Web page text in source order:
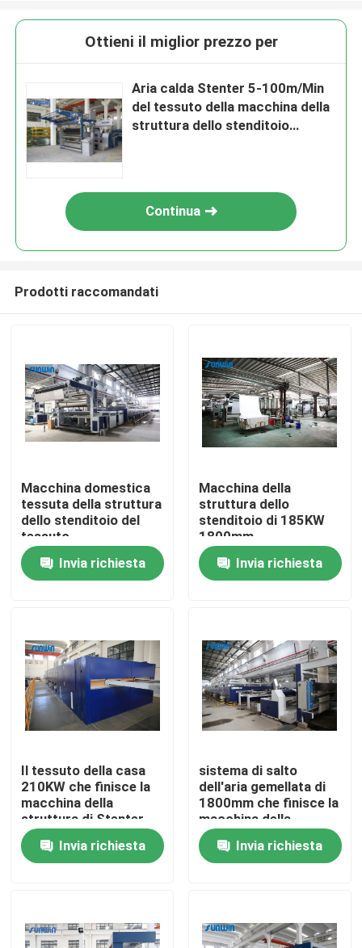
Casa
Chi siamo
Contatti
macchina dello stenter del tessuto
Macchina di Stenter dell'aria calda
Macchina di Stenter del tessuto
Asciugatrice del tessuto
Rifinitrice del tessuto
Ottieni il miglior prezzo per
Aria calda Stenter 5-100m/Min
del tessuto della macchina della
struttura dello stenditoio
Continua
Prodotti raccomandati
Macchina domestica
tessuta della struttura
dello stenditoio del
tessuto
Invia richiesta
Macchina della
struttura dello
stenditoio di 185KW
1800mm
Invia richiesta
Il tessuto della casa
210KW che finisce la
macchina della
struttura di Stenter
tricotta il tessuto del
filo di orditoInvia richiesta
sistema di salto
dell'aria gemellata di
1800mm che finisce la
macchina della
struttura di Stenter
per i tessuti di cotone
Invia richiesta